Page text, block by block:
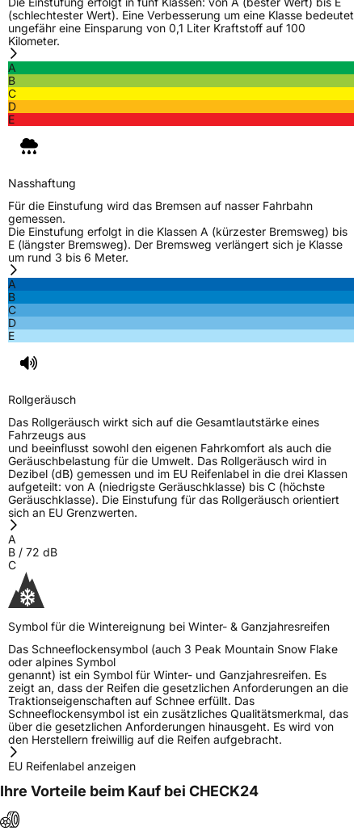
Weitere Eigenschaften
SchlauchtypTL
ZustandNeureifen
M+S
EU Label
EffizienzC
Nasshaftung B
Fahrzeugklasse
3PMSF / Schneeflockensymbol / Alpine-Symbol
EPREL ID 727527
Allgemeine Produktsicherheit (GPSR)
HerstellerkontaktLANVIGATOR, Qingdao China,
www.haohuatire.com,
Verantwortliche
(schlechtester Wert). Eine Verbesserung um eine Klasse bedeutet
ungefähr eine Einsparung von 0,1 Liter Kraftstoff auf 100
Kilometer.
A
B
C
D
E
Nasshaftung
Für die Einstufung wird das Bremsen auf nasser Fahrbahn
gemessen.
Die Einstufung erfolgt in die Klassen A (kürzester Bremsweg) bis
E (längster Bremsweg). Der Bremsweg verlängert sich je Klasse
um rund 3 bis 6 Meter.
A
B
C
D
E
Rollgeräusch
Das Rollgeräusch wirkt sich auf die Gesamtlautstärke eines
Fahrzeugs aus
und beeinflusst sowohl den eigenen Fahrkomfort als auch die
Geräuschbelastung für die Umwelt. Das Rollgeräusch wird in
Dezibel (dB) gemessen und im EU Reifenlabel in die drei Klassen
aufgeteilt: von A (niedrigste Geräuschklasse) bis C (höchste
Geräuschklasse). Die Einstufung für das Rollgeräusch orientiert
sich an EU Grenzwerten.
A
B / 72 dB
C
Symbol für die Wintereignung bei Winter- & Ganzjahresreifen
Das Schneeflockensymbol (auch 3 Peak Mountain Snow Flake
oder alpines Symbol
genannt) ist ein Symbol für Winter- und Ganzjahresreifen. Es
zeigt an, dass der Reifen die gesetzlichen Anforderungen an die
Traktionseigenschaften auf Schnee erfüllt. Das
Schneeflockensymbol ist ein zusätzliches Qualitätsmerkmal, das
über die gesetzlichen Anforderungen hinausgeht. Es wird von
den Herstellern freiwillig auf die Reifen aufgebracht.
EU Reifenlabel anzeigen
Ihre Vorteile beim Kauf bei CHECK24